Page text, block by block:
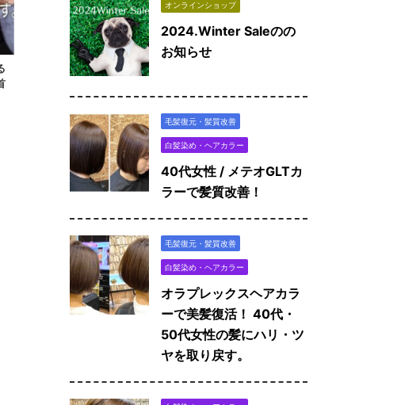
オンラインショップ
2024.Winter Saleのの
お知らせ
毛髪復元・髪質改善
白髪染め・ヘアカラー
40代女性 / メテオGLTカ
ラーで髪質改善！
毛髪復元・髪質改善
白髪染め・ヘアカラー
オラプレックスヘアカラ
ーで美髪復活！ 40代・
50代女性の髪にハリ・ツ
ヤを取り戻す。